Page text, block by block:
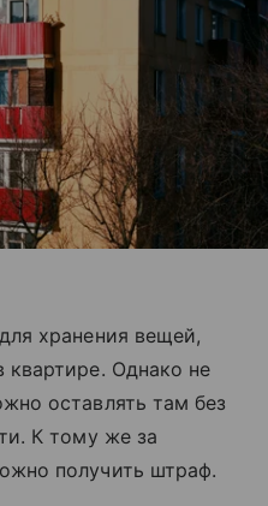
хранения вещей,
Однако не
оставлять там без
К тому же за
получить штраф.